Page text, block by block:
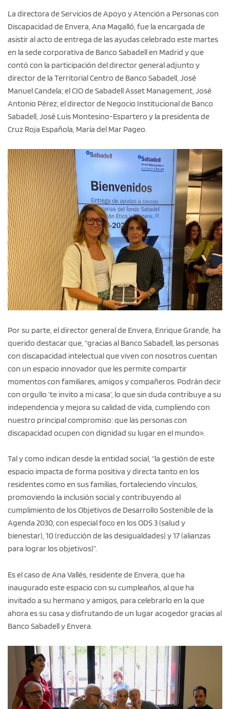
La directora de Servicios de Apoyo y Atención a Personas con
Discapacidad de Envera, Ana Magalló, fue la encargada de
asistir al acto de entrega de las ayudas celebrado este martes
en la sede corporativa de Banco Sabadell en Madrid y que
contó con la participación del director general adjunto y
director de la Territorial Centro de Banco Sabadell, José
Manuel Candela; el CIO de Sabadell Asset Management, José
Antonio Pérez; el director de Negocio Institucional de Banco
Sabadell, José Luis Montesino-Espartero y la presidenta de
Cruz Roja Española, María del Mar Pageo.
Por su parte, el director general de Envera, Enrique Grande, ha
querido destacar que, “gracias al Banco Sabadell, las personas
con discapacidad intelectual que viven con nosotros cuentan
con un espacio innovador que les permite compartir
momentos con familiares, amigos y compañeros. Podrán decir
con orgullo ’te invito a mi casa’, lo que sin duda contribuye a su
independencia y mejora su calidad de vida, cumpliendo con
nuestro principal compromiso: que las personas con
discapacidad ocupen con dignidad su lugar en el mundo».
Tal y como indican desde la entidad social, “la gestión de este
espacio impacta de forma positiva y directa tanto en los
residentes como en sus familias, fortaleciendo vínculos,
promoviendo la inclusión social y contribuyendo al
cumplimiento de los Objetivos de Desarrollo Sostenible de la
Agenda 2030, con especial foco en los ODS 3 (salud y
bienestar), 10 (reducción de las desigualdades) y 17 (alianzas
para lograr los objetivos)”.
Es el caso de Ana Vallés, residente de Envera, que ha
inaugurado este espacio con su cumpleaños, al que ha
invitado a su hermano y amigos, para celebrarlo en la que
ahora es su casa y disfrutando de un lugar acogedor gracias al
Banco Sabadell y Envera.